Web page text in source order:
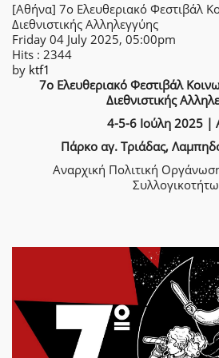
[Αθήνα] 7ο Ελευθεριακό Φεστιβάλ
Διεθνιστικής Αλληλεγγύης
Friday 04 July 2025, 05:00pm
Hits : 2344
by ktf1
7ο Ελευθεριακό Φεστιβάλ
Διεθνιστικής
4-5-6 Ιούλη 2025 |
Πάρκο αγ. Τριάδας,
Αναρχική Πολιτική